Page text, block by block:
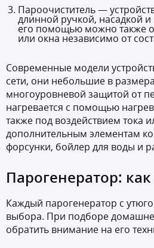
Пароочиститель —
длинной ручкой, насадкой
его помощью можно также
или окна независимо от
Современные модели
сети, они небольшие в
многоуровневой защитой от
нагревается с помощью
также под воздействием тока
дополнительным элементам
форсунки, бойлер для воды и
Парогенератор:
Каждый парогенератор с
выбора. При подборе
обратить внимание на его